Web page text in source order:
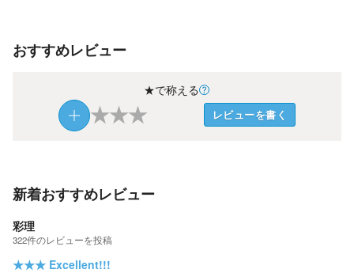
おすすめレビュー
★で称える
★★★ レビューを書く
新着おすすめレビュー
彩理
322件のレビューを投稿
★★★ Excellent!!!